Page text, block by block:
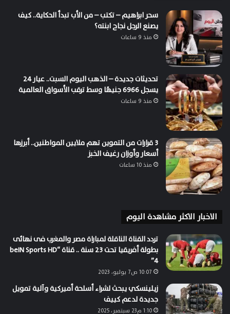
سحر ابراهيم – تكتب – من الأب تبدأ الحكاية.. كيف
يصنع الرجل نجاح ابنته؟
منذ 9 ساعات
تحديثات جديدة – الذهب اليوم السبت.. عيار 24
يسجل 6966 جنيهًا وسط ترقب الأسواق العالمية
منذ 9 ساعات
3 قرارات من التموين تهم ملايين المواطنين.. أبرزها
أسعار وأوزان رغيف الخبز
منذ 10 ساعات
الاخبار الاكثر مشاهدة اليوم
تردد القناة الناقلة لمباراة مصر والمغرب فى نهائى
بطولة أفريقيا تحت 23 سنة .. قناة “beIN Sports HD
4”
10:07 ص7 يوليو، 2023
زيلينسكي يبحث لشراء أسلحة أميركية وآلية تمويل
جديدة لدعم كييف
1:10 م23 سبتمبر، 2025